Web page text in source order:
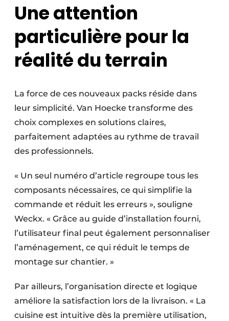
Une attention
particulière pour la
réalité du terrain
La force de ces nouveaux packs réside dans
leur simplicité. Van Hoecke transforme des
choix complexes en solutions claires,
parfaitement adaptées au rythme de travail
des professionnels.
« Un seul numéro d’article regroupe tous les
composants nécessaires, ce qui simplifie la
commande et réduit les erreurs », souligne
Weckx. « Grâce au guide d’installation fourni,
l’utilisateur final peut également personnaliser
l’aménagement, ce qui réduit le temps de
montage sur chantier. »
Par ailleurs, l’organisation directe et logique
améliore la satisfaction lors de la livraison. « La
cuisine est intuitive dès la première utilisation,